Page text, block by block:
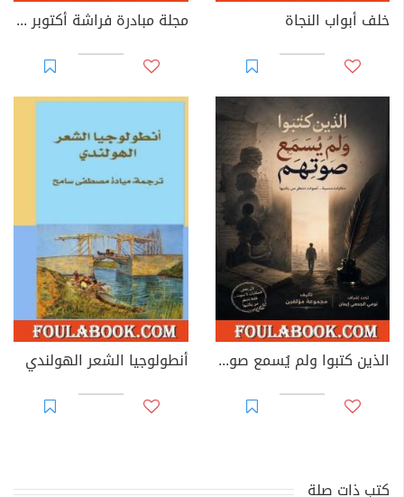
خلف أبواب النجاة مجلة مبادرة فراشة أكتوبر - العدد 39
الذين كتبوا ولم يُسمع صوتهم أنطولوجيا الشعر الهولندي
كتب ذات صلة